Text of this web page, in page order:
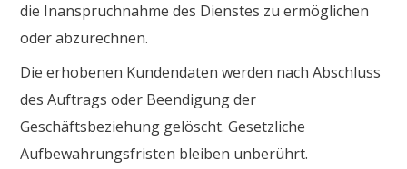
die Inanspruchnahme des Dienstes zu ermöglichen
oder abzurechnen.
Die erhobenen Kundendaten werden nach Abschluss
des Auftrags oder Beendigung der
Geschäftsbeziehung gelöscht. Gesetzliche
Aufbewahrungsfristen bleiben unberührt.